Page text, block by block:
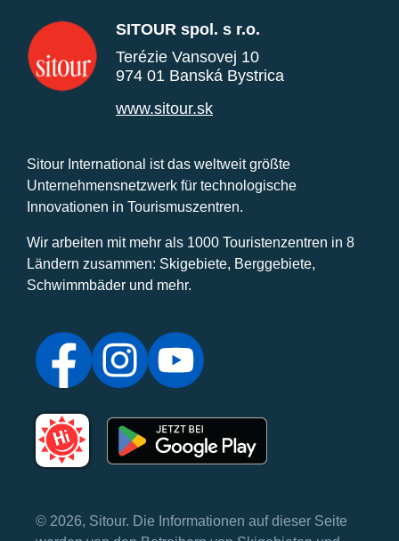
SITOUR spol. s r.o.
Terézie Vansovej 10
974 01 Banská Bystrica
www.sitour.sk
Sitour International ist das weltweit größte
Unternehmensnetzwerk für technologische
Innovationen in Tourismuszentren.
Wir arbeiten mit mehr als 1000 Touristenzentren in 8
Ländern zusammen: Skigebiete, Berggebiete,
Schwimmbäder und mehr.
© 2026, Sitour. Die Informationen auf dieser Seite